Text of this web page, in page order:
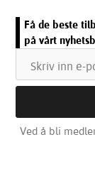
Få de beste
på vårt
Ved å bli